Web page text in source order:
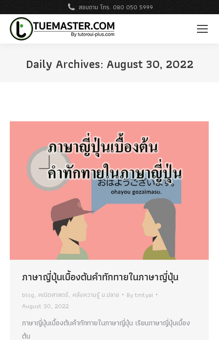
สอบถาม โทร. 080 050 5999
Daily Archives: August 30, 2022
ภาษาญี่ปุ่นเบื้องต้นคำทักทายในภาษาญี่ปุ่น
blog, คณิตศาสตร์, คลังความรู้ ม.ปลาย Bytmtyai
August 30, 2022
ภาษาญี่ปุ่นเบื้องต้นคำทักทายในภาษาญี่ปุ่น เรียนภาษาญี่ปุ่นเบื้อง
ต้น